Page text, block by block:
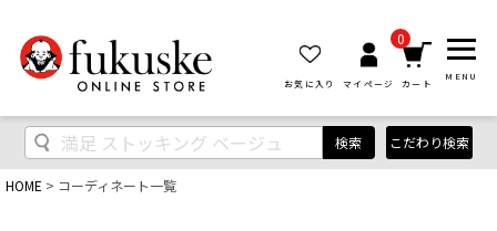
お気に入り マイページ
0
カート
MENU
検索 こだわり検索
HOME コーディネート一覧